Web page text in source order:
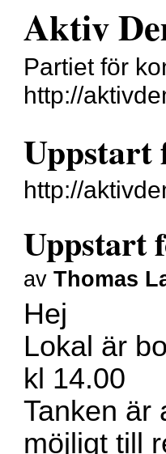
Aktiv
Partiet för
http://
Uppstart
http://
Uppstart
avThomas
Hej
Lokal är
kl 14.00
Tanken är
möjligt till